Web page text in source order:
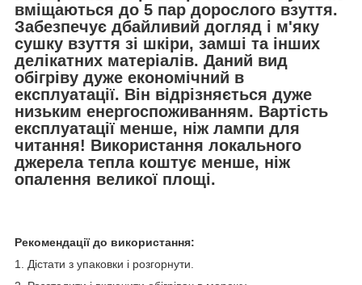
вміщаються до 5 пар дорослого взуття.
Забезпечує дбайливий догляд і м'яку
сушку взуття зі шкіри, замші та інших
делікатних матеріалів. Даний вид
обігріву дуже економічний в
експлуатації. Він відрізняється дуже
низьким енергоспоживанням. Вартість
експлуатації менше, ніж лампи для
читання! Використання локального
джерела тепла коштує менше, ніж
опалення великої площі.
Рекомендації до використання:
1. Дістати з упаковки і розгорнути.